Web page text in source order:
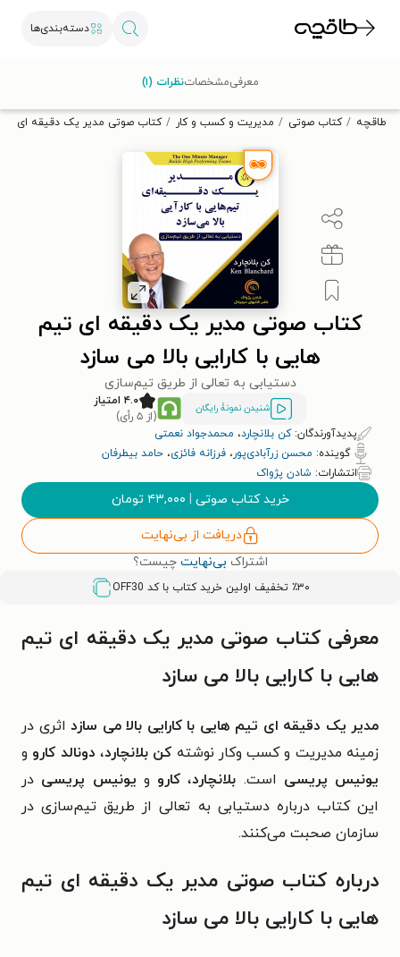
دسته‌بندی‌ها
تخفیف از طاقچه دریافت کن.
طاقچه کتاب صوتی مدیریت و کسب و کار کتاب صوتی مدیر یک دقیقه ای تیم
کتاب صوتی مدیر یک دقیقه ای تیم
هایی با کارایی بالا می سازد
دستیابی به تعالی از طریق تیم‌سازی
شنیدن نمونۀ رایگان
۴.۰ امتیاز
(از ۵ رأی)
پدیدآورندگان:کن بلانچارد، محمدجواد نعمتی
گوینده: محسن زرآبادی‌پور، فرزانه فائزی، حامد بیطرفان
انتشارات: شادن پژواک
خرید کتاب صوتی | ۴۳,۰۰۰ تومان
دریافت از بی‌نهایت
اشتراک بی‌نهایت چیست؟
٪۳۰ تخفیف اولین خرید کتاب با کد OFF30
معرفیمشخصاتنظرات (۱)
معرفی کتاب صوتی مدیر یک دقیقه ای تیم
هایی با کارایی بالا می سازد
مدیر یک دقیقه ای تیم هایی با کارایی بالا می سازد اثری در
زمینه مدیریت و کسب وکار نوشته کن بلانچارد، دونالد کارو و
یونیس پریسی است. بلانچارد،کارو و یونیس پریسی در
این کتاب درباره دستیابی به تعالی از طریق تیم‌سازی در
سازمان صحبت می‌کنند.
درباره کتاب صوتی مدیر یک دقیقه ای تیم
هایی با کارایی بالا می سازد